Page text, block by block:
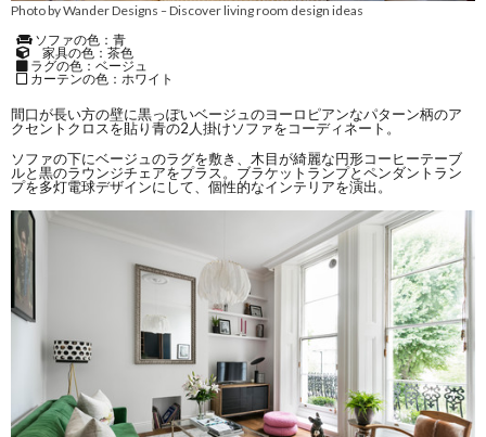
Photo by Wander Designs –Discover living room design ideas
ソファの色：青
家具の色：茶色
ラグの色：ベージュ
カーテンの色：ホワイト
間口が長い方の壁に黒っぽいベージュのヨーロピアンなパターン柄のア
クセントクロスを貼り青の2人掛けソファをコーディネート。
ソファの下にベージュのラグを敷き、木目が綺麗な円形コーヒーテーブ
ルと黒のラウンジチェアをプラス。ブラケットランプとペンダントラン
プを多灯電球デザインにして、個性的なインテリアを演出。